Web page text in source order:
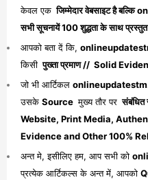
केवल एक जिम्मेदार वेबसाइट है बल्कि
सभी सूचनायें 100 शुद्धता के साथ प्रस्तुत
आपको बता दें कि,
किसी पुख्ता प्रमाण // Solid
जो भी आर्टिकल
उसके Source मुख्य तौर पर संबंधित
Website, Print Media,
Evidence and Other 100%
अन्त मे, इसीलिए हम, आप सभी को
प्रत्येक आर्टिकल्स के अन्त में, आपको